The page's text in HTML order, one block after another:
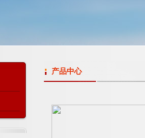
产品中心